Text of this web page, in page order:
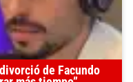
de Facundo